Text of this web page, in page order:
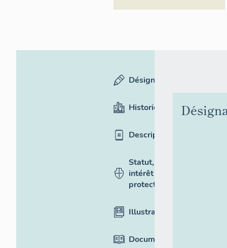
Désignation
Historique
Description
Statut,
intérêt et
protection
Illustrations
Documentation